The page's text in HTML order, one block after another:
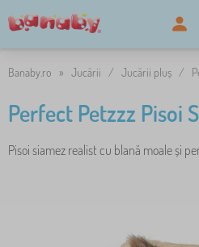
Banaby.ro » Jucării / Jucării pluș /
Perfect Petzzz Pisoi
Pisoi siamez realist cu blană moale și